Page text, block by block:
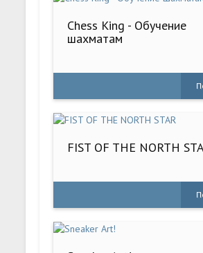
Chess King - Обучение
шахматам
FIST OF THE NORTH